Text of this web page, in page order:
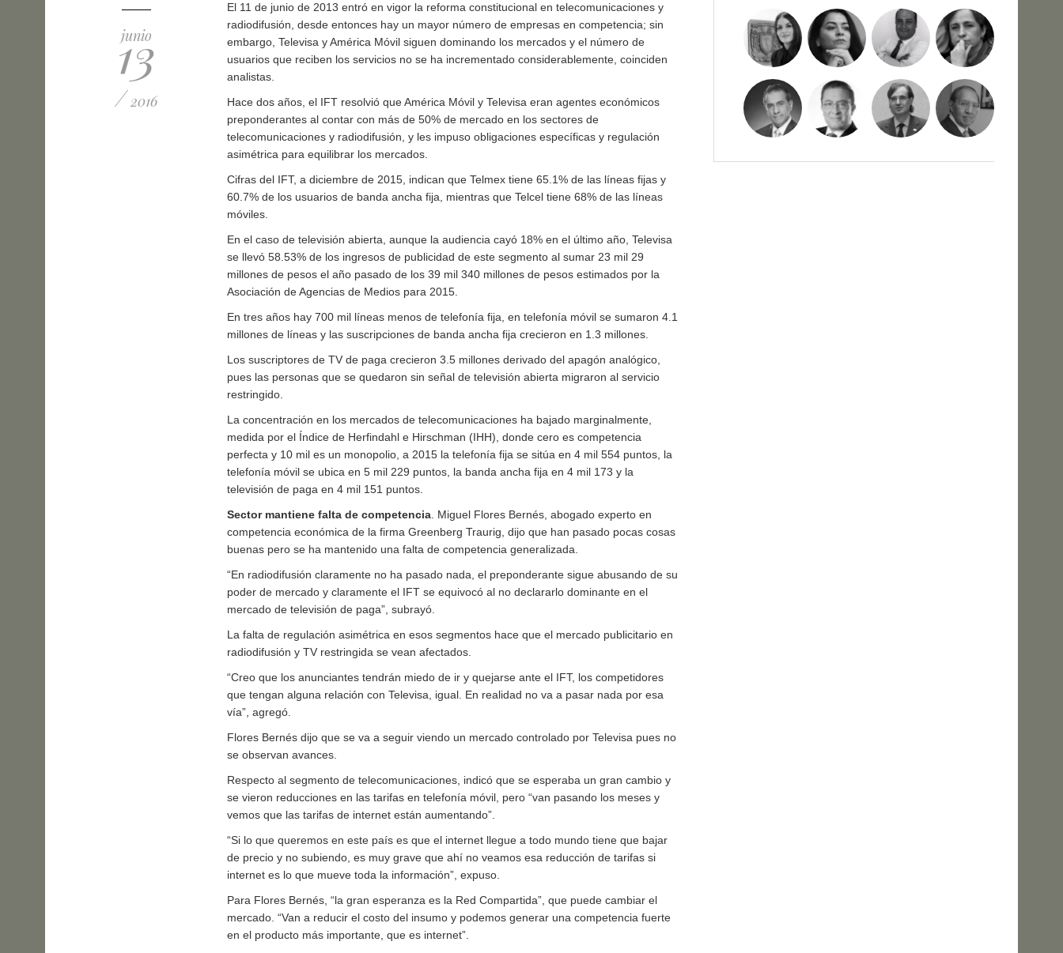
junio
13
/ 2016
El 11 de junio de 2013 entró en vigor la reforma constitucional en telecomunicaciones y
radiodifusión, desde entonces hay un mayor número de empresas en competencia; sin
embargo, Televisa y América Móvil siguen dominando los mercados y el número de
usuarios que reciben los servicios no se ha incrementado considerablemente, coinciden
analistas.
Hace dos años, el IFT resolvió que América Móvil y Televisa eran agentes económicos
preponderantes al contar con más de 50% de mercado en los sectores de
telecomunicaciones y radiodifusión, y les impuso obligaciones específicas y regulación
asimétrica para equilibrar los mercados.
Cifras del IFT, a diciembre de 2015, indican que Telmex tiene 65.1% de las líneas fijas y
60.7% de los usuarios de banda ancha fija, mientras que Telcel tiene 68% de las líneas
móviles.
En el caso de televisión abierta, aunque la audiencia cayó 18% en el último año, Televisa
se llevó 58.53% de los ingresos de publicidad de este segmento al sumar 23 mil 29
millones de pesos el año pasado de los 39 mil 340 millones de pesos estimados por la
Asociación de Agencias de Medios para 2015.
En tres años hay 700 mil líneas menos de telefonía fija, en telefonía móvil se sumaron 4.1
millones de líneas y las suscripciones de banda ancha fija crecieron en 1.3 millones.
Los suscriptores de TV de paga crecieron 3.5 millones derivado del apagón analógico,
pues las personas que se quedaron sin señal de televisión abierta migraron al servicio
restringido.
La concentración en los mercados de telecomunicaciones ha bajado marginalmente,
medida por el Índice de Herfindahl e Hirschman (IHH), donde cero es competencia
perfecta y 10 mil es un monopolio, a 2015 la telefonía fija se sitúa en 4 mil 554 puntos, la
telefonía móvil se ubica en 5 mil 229 puntos, la banda ancha fija en 4 mil 173 y la
televisión de paga en 4 mil 151 puntos.
Sector mantiene falta de competencia . Miguel Flores Bernés, abogado experto en
competencia económica de la firma Greenberg Traurig, dijo que han pasado pocas cosas
buenas pero se ha mantenido una falta de competencia generalizada.
“En radiodifusión claramente no ha pasado nada, el preponderante sigue abusando de su
poder de mercado y claramente el IFT se equivocó al no declararlo dominante en el
mercado de televisión de paga”, subrayó.
La falta de regulación asimétrica en esos segmentos hace que el mercado publicitario en
radiodifusión y TV restringida se vean afectados.
“Creo que los anunciantes tendrán miedo de ir y quejarse ante el IFT, los competidores
que tengan alguna relación con Televisa, igual. En realidad no va a pasar nada por esa
vía”, agregó.
Flores Bernés dijo que se va a seguir viendo un mercado controlado por Televisa pues no
se observan avances.
Respecto al segmento de telecomunicaciones, indicó que se esperaba un gran cambio y
se vieron reducciones en las tarifas en telefonía móvil, pero “van pasando los meses y
vemos que las tarifas de internet están aumentando”.
“Si lo que queremos en este país es que el internet llegue a todo mundo tiene que bajar
de precio y no subiendo, es muy grave que ahí no veamos esa reducción de tarifas si
internet es lo que mueve toda la información”, expuso.
Para Flores Bernés, “la gran esperanza es la Red Compartida”, que puede cambiar el
mercado. “Van a reducir el costo del insumo y podemos generar una competencia fuerte
en el producto más importante, que es internet”.